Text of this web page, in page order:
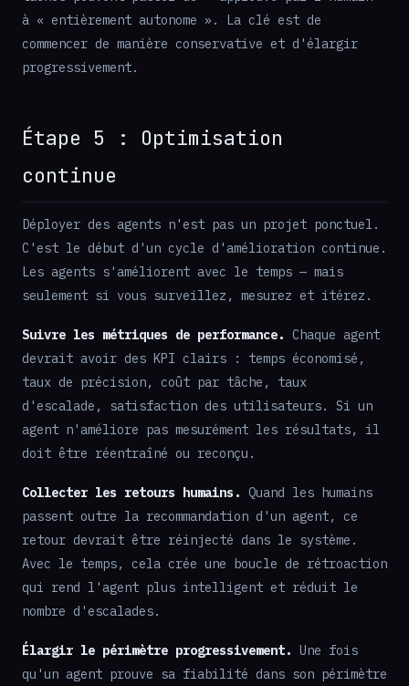
à « entièrement autonome ». La clé est de
commencer de manière conservative et d'élargir
progressivement.
Étape 5 : Optimisation
continue
Déployer des agents n'est pas un projet ponctuel.
C'est le début d'un cycle d'amélioration continue.
Les agents s'améliorent avec le temps — mais
seulement si vous surveillez, mesurez et itérez.
Suivre les métriques de performance. Chaque agent
devrait avoir des KPI clairs : temps économisé,
taux de précision, coût par tâche, taux
d'escalade, satisfaction des utilisateurs. Si un
agent n'améliore pas mesurément les résultats, il
doit être réentraîné ou reconçu.
Collecter les retours humains. Quand les humains
passent outre la recommandation d'un agent, ce
retour devrait être réinjecté dans le système.
Avec le temps, cela crée une boucle de rétroaction
qui rend l'agent plus intelligent et réduit le
nombre d'escalades.
Élargir le périmètre progressivement. Une fois
qu'un agent prouve sa fiabilité dans son périmètre